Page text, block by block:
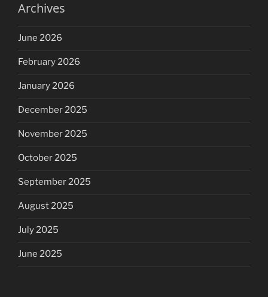
Archives
June 2026
February 2026
January 2026
December 2025
November 2025
October 2025
September 2025
August 2025
July 2025
June 2025